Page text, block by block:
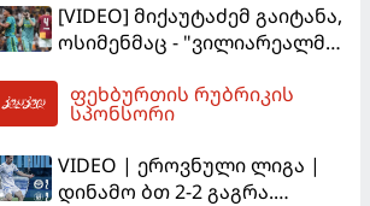
[VIDEO] მიქაუტაძემ გაიტანა,
ოსიმენმაც - "ვილიარეალმა"
"გალათასარაის" მოუგო
ფეხბურთის რუბრიკის
სპონსორი
VIDEO | ეროვნული ლიგა |
დინამო ბთ 2-2 გაგრა.